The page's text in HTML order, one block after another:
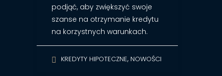
podjąć, aby zwiększyć swoje
szanse na otrzymanie kredytu
na korzystnych warunkach.
KREDYTY HIPOTECZNE, NOWOŚCI